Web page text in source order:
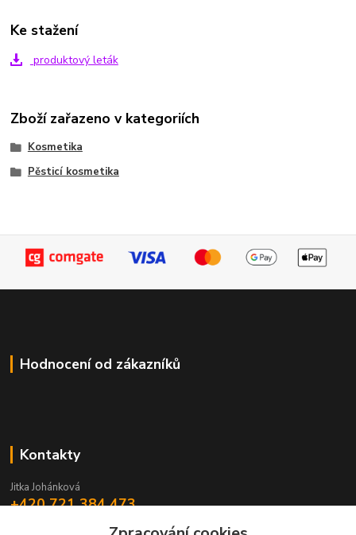
Ke stažení
produktový leták
Zboží zařazeno v kategoriích
Kosmetika
Pěsticí kosmetika
Hodnocení od zákazníků
Kontakty
Jitka Johánková
+420 721 384 473